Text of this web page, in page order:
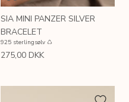
SIA MINI PANZER SILVER
BRACELET
925 sterlingsølv ♺
275,00 DKK